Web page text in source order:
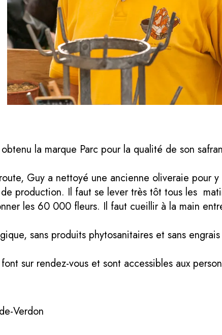
la marque Parc pour la qualité de son
Guy a nettoyé une ancienne oliveraie pour
production. Il faut se lever très tôt tous les
les 60 000 fleurs. Il faut cueillir à la main
sans produits phytosanitaires et sans
sur rendez-vous et sont accessibles aux
Verdon